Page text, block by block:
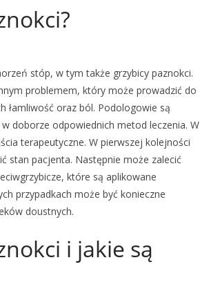
stóp, w tym także grzybicy paznokci.
problemem, który może prowadzić do
łamliwość oraz ból. Podologowie są
doborze odpowiednich metod leczenia. W
terapeutyczne. W pierwszej kolejności
stan pacjenta. Następnie może zalecić
które są aplikowane
przypadkach może być konieczne
doustnych.
i jakie są